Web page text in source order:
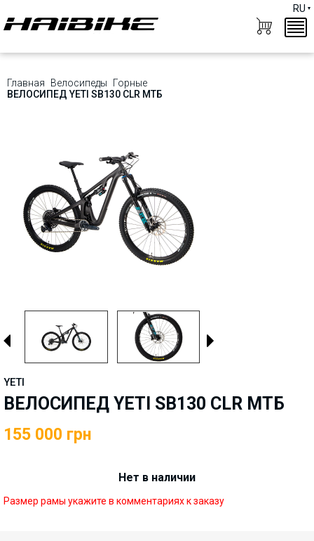
RU
Главная Велосипеды
Горные
ВЕЛОСИПЕД YETI SB130 CLR МТБ
YETI
ВЕЛОСИПЕД YETI SB130 CLR МТБ
155 000 грн
Нет в наличии
Размер рамы укажите в комментариях к заказу